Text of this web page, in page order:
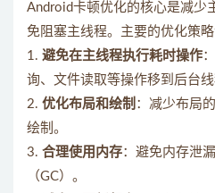
Android卡顿优化的核心是减少
免阻塞主线程。主要的优化策略
1. 避免在主线程执行耗时操作
询、文件读取等操作移到后台线
2. 优化布局和绘制 ：减少布局
绘制。
3. 合理使用内存：避免内存泄
（GC）。